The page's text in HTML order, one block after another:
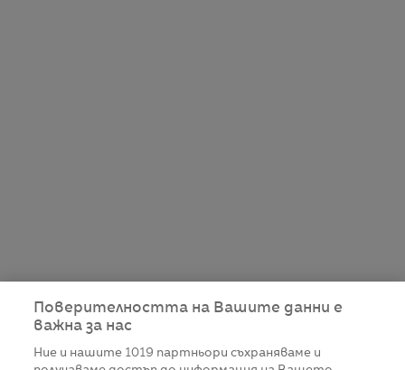
Поверителността на Вашите данни е
важна за нас
Ние и нашите 1019 партньори съхраняваме и